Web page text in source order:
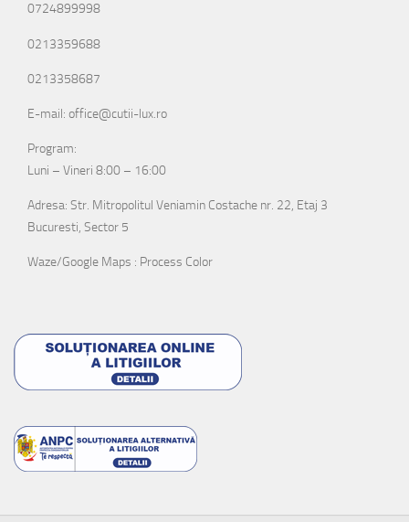
0724899998
0213359688
0213358687
E-mail: office@cutii-lux.ro
Program:
Luni – Vineri 8:00 – 16:00
Adresa: Str. Mitropolitul Veniamin Costache nr. 22, Etaj 3
Bucuresti, Sector 5
Waze/Google Maps : Process Color